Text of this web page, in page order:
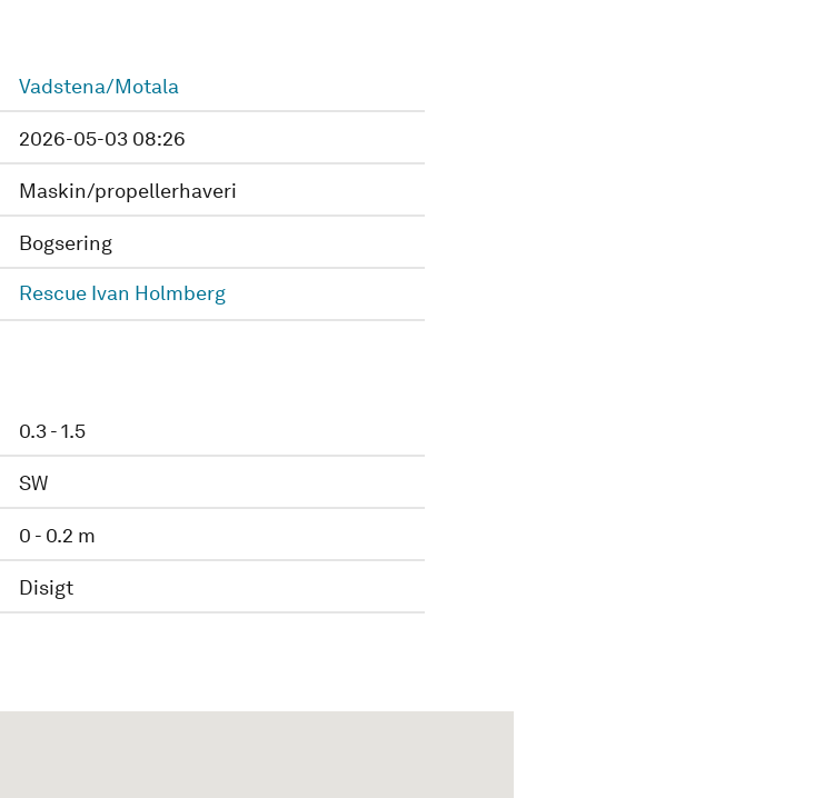
Vadstena/Motala
2026-05-03 08:26
Maskin/propellerhaveri
Bogsering
Rescue Ivan Holmberg
0.3 - 1.5
SW
0 - 0.2 m
Disigt